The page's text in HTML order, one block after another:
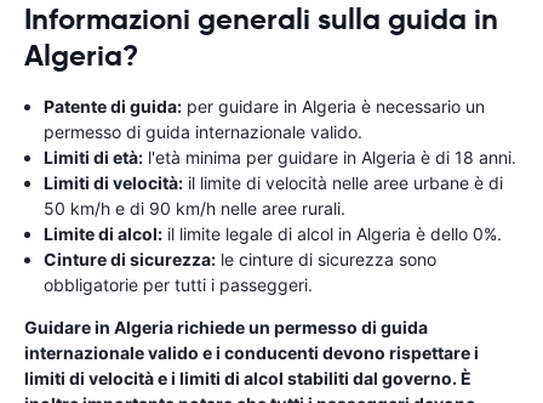
Informazioni generali sulla guida in
Algeria?
Patente di guida: per guidare in Algeria è necessario un
permesso di guida internazionale valido.
Limiti di età: l'età minima per guidare in Algeria è di 18 anni.
Limiti di velocità: il limite di velocità nelle aree urbane è di
50 km/h e di 90 km/h nelle aree rurali.
Limite di alcol: il limite legale di alcol in Algeria è dello 0%.
Cinture di sicurezza: le cinture di sicurezza sono
obbligatorie per tutti i passeggeri.
Guidare in Algeria richiede un permesso di guida
internazionale valido e i conducenti devono rispettare i
limiti di velocità e i limiti di alcol stabiliti dal governo. È